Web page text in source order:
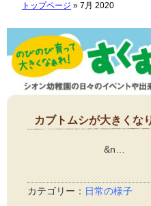
トップページ » 7月 2020
カブトムシが大きくな
&n…
カテゴリー： 日常の様子